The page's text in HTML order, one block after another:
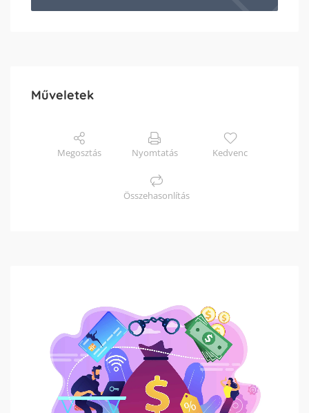
Műveletek
Megosztás Nyomtatás Kedvenc
Összehasonlítás